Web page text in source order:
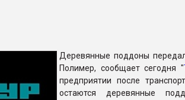
Деревянные поддоны
Полимер, сообщает сегодня "
предприятии после
остаются деревянные